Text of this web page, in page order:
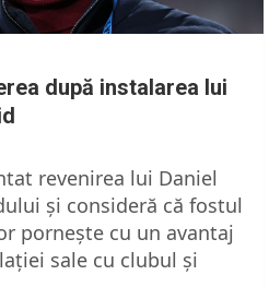
după instalarea lui
revenirea lui Daniel
şi consideră că fostul
porneşte cu un avantaj
sale cu clubul şi